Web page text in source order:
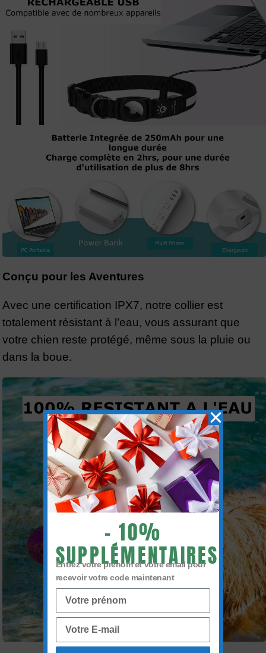
Conçu pour les Aventures
Avec une certification IPX7, notre collier est
totalement résistant à l’eau, vous assurant que
votre chien reste protégé, même sous la pluie ou
dans la boue.
- 10%
SUPPLÉMENTAIRES
Entrez votre prénom et votre email pour
recevoir votre code maintenant